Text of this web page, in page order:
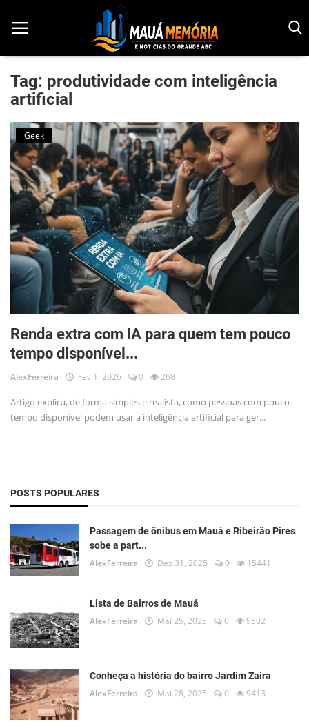
Dorama
Notícias
Pop!
História
Geek
Esportes
Fotos
Contato
Doe
História da Família
Registrar
Tag: produtividade com inteligência
artificial
Geek
Renda extra com IA para quem tem pouco
tempo disponível...
AlexFerreira Fev 1, 2026 0 268
Artigo explica, de forma simples e realista, como pessoas com pouco
tempo disponível podem usar a inteligência artificial para ger...
POSTS POPULARES
Passagem de ônibus em Mauá e Ribeirão Pires
sobe a part...
AlexFerreira Dez 31, 2025 0 15441
Lista de Bairros de Mauá
AlexFerreira Mai 25, 2025 0 9502
Conheça a história do bairro Jardim Zaira
AlexFerreira Mai 28, 2025 0 9413